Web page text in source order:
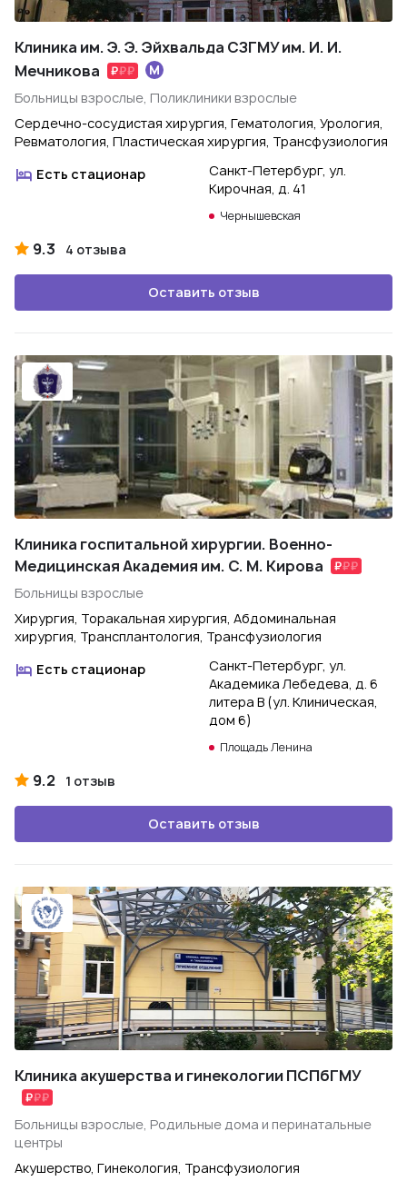
Клиника им. Э. Э. Эйхвальда СЗГМУ им. И. И.
Мечникова
Больницы взрослые, Поликлиники взрослые
Сердечно-сосудистая хирургия, Гематология, Урология,
Ревматология, Пластическая хирургия, Трансфузиология
Есть стационар
Санкт-Петербург, ул.
Кирочная, д. 41
Чернышевская
9.3 4 отзыва
Оставить отзыв
Клиника госпитальной хирургии. Военно-
Медицинская Академия им. С. М. Кирова
Больницы взрослые
Хирургия, Торакальная хирургия, Абдоминальная
хирургия, Трансплантология, Трансфузиология
Есть стационар
Санкт-Петербург, ул.
Академика Лебедева, д. 6
литера В (ул. Клиническая,
дом 6)
Площадь Ленина
9.2 1 отзыв
Оставить отзыв
Клиника акушерства и гинекологии ПСПбГМУ
Больницы взрослые, Родильные дома и перинатальные
центры
Акушерство, Гинекология, Трансфузиология